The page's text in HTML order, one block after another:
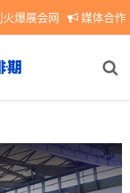
爆展会网 媒体合作